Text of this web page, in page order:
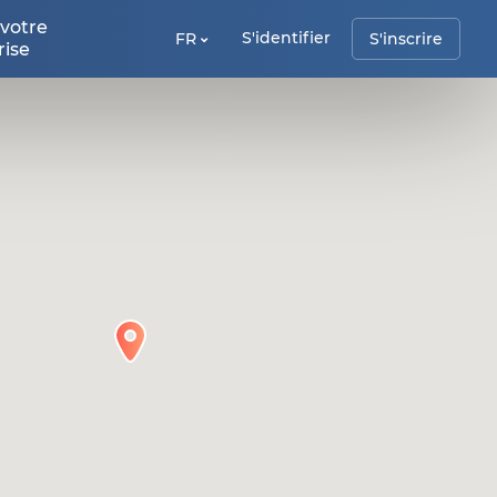
FR S'identifier S'inscrire